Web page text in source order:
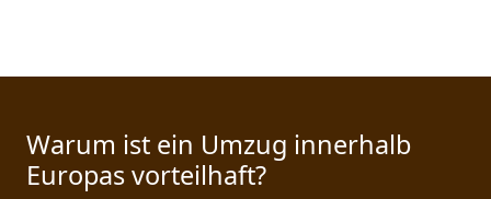
Warum ist ein Umzug innerhalb
Europas vorteilhaft?